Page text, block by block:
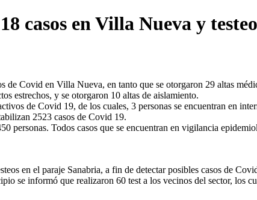
casos en Villa Nueva y
de Covid en Villa Nueva, en tanto que se otorgaron 29 altas
estrechos, y se otorgaron 10 altas de aislamiento.
de Covid 19, de los cuales, 3 personas se encuentran en
2523 casos de Covid 19.
personas. Todos casos que se encuentran en vigilancia
en el paraje Sanabria, a fin de detectar posibles casos de
se informó que realizaron 60 test a los vecinos del sector, los